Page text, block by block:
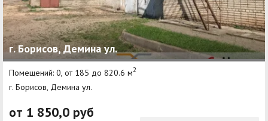
г. Борисов, Демина ул.
Помещений: 0, от 185 до 820.6 м2
г. Борисов, Демина ул.
от 1 850,0 руб